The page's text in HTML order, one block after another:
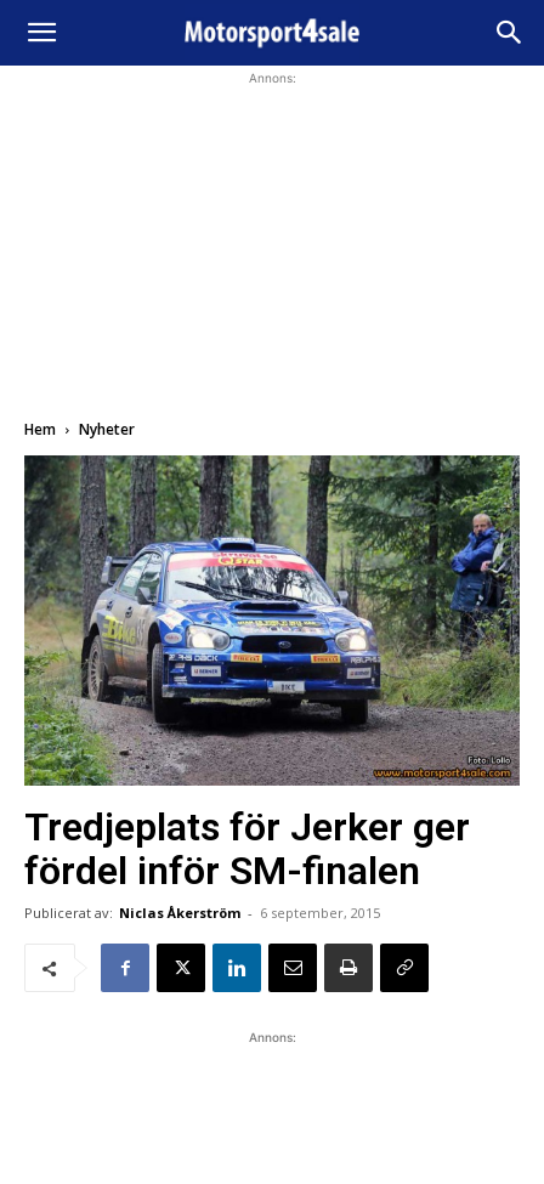
Annons:
Hem Nyheter
Tredjeplats för Jerker ger
fördel inför SM-finalen
Publicerat av: Niclas Åkerström - 6 september, 2015
Annons: